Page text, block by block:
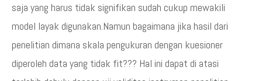
saja yang harus tidak signifikan sudah cukup mewakili
model layak digunakan.Namun bagaimana jika hasil dari
penelitian dimana skala pengukuran dengan kuesioner
diperoleh data yang tidak fit??? Hal ini dapat di atasi